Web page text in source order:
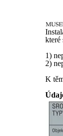
které
1)
2)
K